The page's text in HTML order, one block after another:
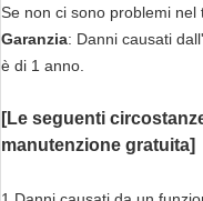
Se non ci sono problemi nel
Garanzia: Danni causati
è di 1 anno.
[Le seguenti
manutenzione gratuita]